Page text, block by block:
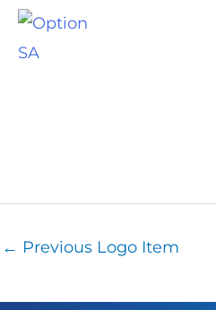
Skip
← Previous Logo Item